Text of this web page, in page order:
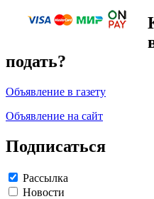
подать?
Объявление в газету
Объявление на сайт
Подписаться
Рассылка
Новости